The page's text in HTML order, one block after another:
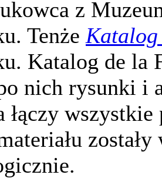
z
Tenże
Katalog de la
nich rysunki i
łączy